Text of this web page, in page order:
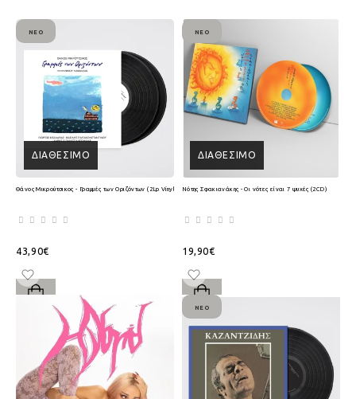
ΔΙΑΘΈΣΙΜΟ
ΝΈΟ
Θάνος Μικρούτσικος - Γραμμές των Οριζόντων (2Lp Vinyl)
43,90€
ΔΙΑΘΈΣΙΜΟ
ΝΈΟ
Νότης Σφακιανάκης - Οι νότες είναι 7 ψυχές (2CD)
19,90€
ΝΈΟ